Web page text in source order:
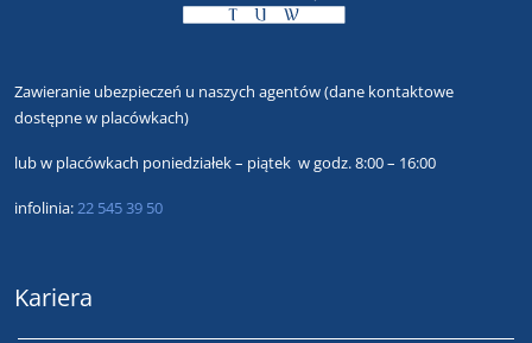
Zawieranie ubezpieczeń u naszych agentów(dane kontaktowe
dostępne w placówkach)
lubw placówkach poniedziałek – piątek w godz. 8:00 – 16:00
infolinia: 22 545 39 50
Kariera